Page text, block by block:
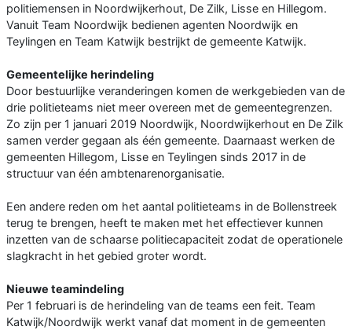
politiemensen in Noordwijkerhout, De Zilk, Lisse en Hillegom.
Vanuit Team Noordwijk bedienen agenten Noordwijk en
Teylingen en Team Katwijk bestrijkt de gemeente Katwijk.
Gemeentelijke herindeling
Door bestuurlijke veranderingen komen de werkgebieden van de
drie politieteams niet meer overeen met de gemeentegrenzen.
Zo zijn per 1 januari 2019 Noordwijk, Noordwijkerhout en De Zilk
samen verder gegaan als één gemeente. Daarnaast werken de
gemeenten Hillegom, Lisse en Teylingen sinds 2017 in de
structuur van één ambtenarenorganisatie.
Een andere reden om het aantal politieteams in de Bollenstreek
terug te brengen, heeft te maken met het effectiever kunnen
inzetten van de schaarse politiecapaciteit zodat de operationele
slagkracht in het gebied groter wordt.
Nieuwe teamindeling
Per 1 februari is de herindeling van de teams een feit. Team
Katwijk/Noordwijk werkt vanaf dat moment in de gemeenten